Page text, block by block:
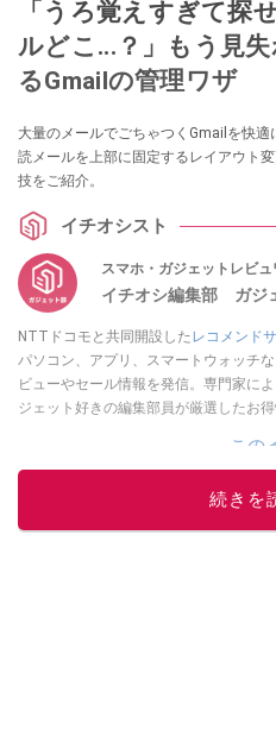
「うろ覚えすぎて探
ルどこ...？」もう見
るGmailの管理ワザ
大量のメールでごちゃつくGmailを快
読メールを上部に固定するレイアウト
技をご紹介。
イチオシスト
スマホ・ガジェットレビュ
イチオシ編集部 ガジ
NTTドコモと共同開設した レコメンド
パソコン、アプリ、スマートウォッチ
ビューやセール情報を発信。専門家に
ジェット好きの編集部員が厳選したお得
この
続きを